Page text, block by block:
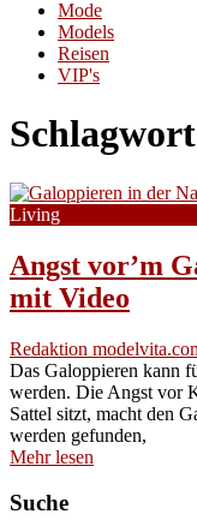
Mode
Models
Reisen
VIP's
Living
Angst vor’m
mit Video
Redaktion
Das Galoppieren kann
werden. Die Angst vor
Sattel sitzt, macht den
werden gefunden,
Mehr lesen
Suche